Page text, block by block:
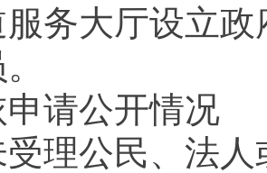
务大厅设立
申请公开情况
理公民、法